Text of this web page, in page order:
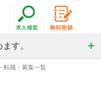
す。
転職・募集一覧